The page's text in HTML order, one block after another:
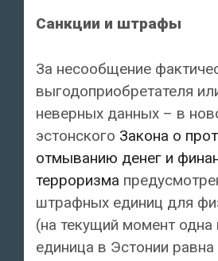
Санкции и штрафы
За несообщение
выгодоприобретателя
неверных данных – в
эстонского Закона о
отмыванию денег и
терроризма
штрафных единиц для
(на текущий момент
единица в Эстонии равна